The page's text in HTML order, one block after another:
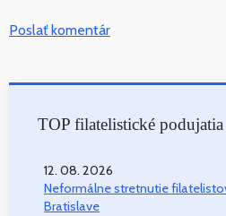
Poslať komentár
TOP filatelistické podujatia
12. 08. 2026
Neformálne stretnutie
Bratislave